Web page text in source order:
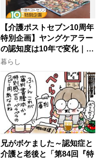
【介護ポストセブン10周年
特別企画】ヤングケアラー
の認知度は10年で変化｜流
行語大賞にノミネート、法
律にも明記されたが果たし
て現在は？
暮らし
兄がボケました～認知症と
介護と老後と「第84回『特